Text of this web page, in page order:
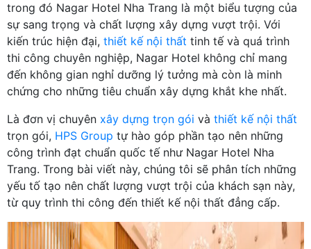
trong đó Nagar Hotel Nha Trang là một biểu tượng của
sự sang trọng và chất lượng xây dựng vượt trội. Với
kiến trúc hiện đại, thiết kế nội thất tinh tế và quá trình
thi công chuyên nghiệp, Nagar Hotel không chỉ mang
đến không gian nghỉ dưỡng lý tưởng mà còn là minh
chứng cho những tiêu chuẩn xây dựng khắt khe nhất.
Là đơn vị chuyên xây dựng trọn gói và thiết kế nội thất
trọn gói, HPS Group tự hào góp phần tạo nên những
công trình đạt chuẩn quốc tế như Nagar Hotel Nha
Trang. Trong bài viết này, chúng tôi sẽ phân tích những
yếu tố tạo nên chất lượng vượt trội của khách sạn này,
từ quy trình thi công đến thiết kế nội thất đẳng cấp.